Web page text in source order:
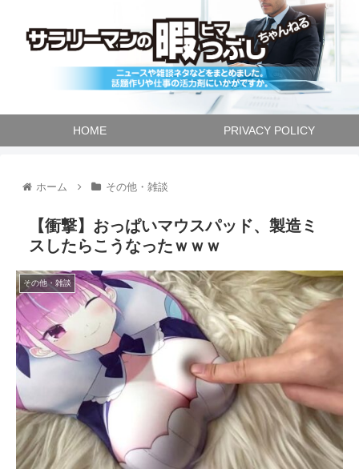
HOME PRIVACY POLICY
ホーム その他・雑談
【衝撃】おっぱいマウスパッド、製造ミ
スしたらこうなったｗｗｗ
その他・雑談